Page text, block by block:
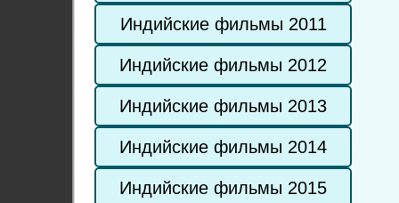
Индийские фильмы 2011
Индийские фильмы 2012
Индийские фильмы 2013
Индийские фильмы 2014
Индийские фильмы 2015